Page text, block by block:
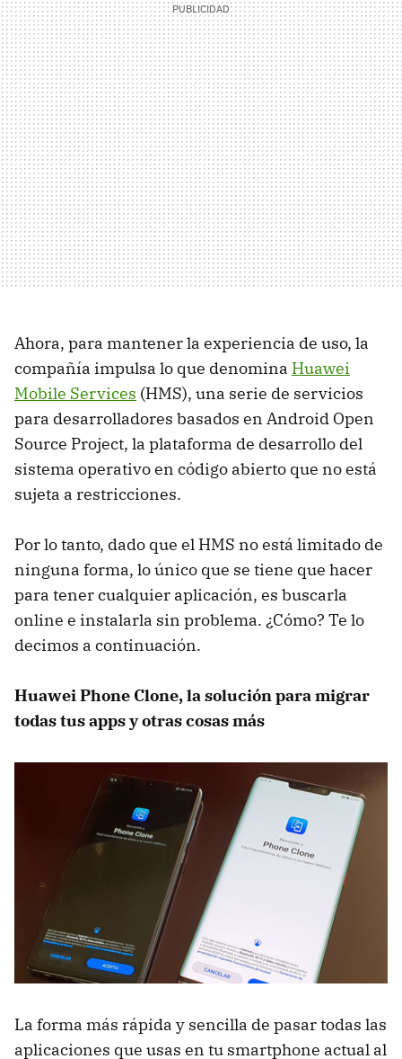
Ahora, para mantener la experiencia de uso, la
compañía impulsa lo que denomina Huawei
Mobile Services (HMS), una serie de servicios
para desarrolladores basados en Android Open
Source Project, la plataforma de desarrollo del
sistema operativo en código abierto que no está
sujeta a restricciones.
Por lo tanto, dado que el HMS no está limitado de
ninguna forma, lo único que se tiene que hacer
para tener cualquier aplicación, es buscarla
online e instalarla sin problema. ¿Cómo? Te lo
decimos a continuación.
Huawei Phone Clone, la solución para migrar
todas tus apps y otras cosas más
La forma más rápida y sencilla de pasar todas las
aplicaciones que usas en tu smartphone actual al